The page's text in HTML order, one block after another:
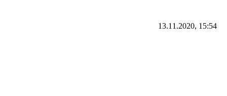
13.11.2020, 15:54